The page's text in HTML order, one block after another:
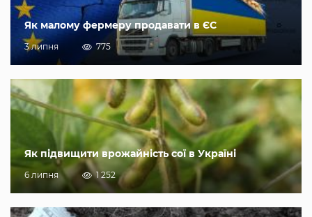
Як малому фермеру продавати в ЄС
3 липня 775
Як підвищити врожайність сої в Україні
6 липня 1 252